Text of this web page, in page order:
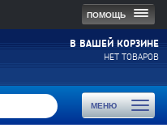
ПОМОЩЬ
В ВАШЕЙ КОРЗИНЕ
НЕТ ТОВАРОВ
МЕНЮ
Toggle